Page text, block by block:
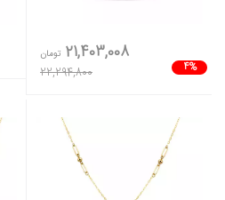
4%
21,403,008 تومان
22,294,800